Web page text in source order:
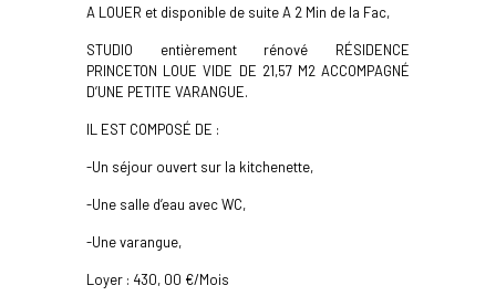
A LOUER et disponible de suite A 2 Min de la Fac,
STUDIO entièrement rénové RÉSIDENCE
PRINCETON LOUE VIDE DE 21,57 M2 ACCOMPAGNÉ
D’UNE PETITE VARANGUE.
IL EST COMPOSÉ DE :
-Un séjour ouvert sur la kitchenette,
-Une salle d’eau avec WC,
-Une varangue,
Loyer : 430, 00 €/Mois